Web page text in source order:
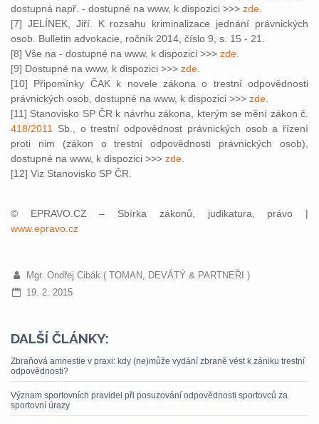
dostupná např. - dostupné na www, k dispozici >>> zde
[7] JELÍNEK, Jiří. K rozsahu kriminalizace jednání právnických
osob. Bulletin advokacie, ročník 2014, číslo 9, s. 15 - 21.
[8] Vše na - dostupné na www, k dispozici >>> zde
[9] Dostupné na www, k dispozici >>> zde
[10] Připomínky ČAK k novele zákona o trestní odpovědnosti
právnických osob, dostupné na www, k dispozici >>> zde
[11] Stanovisko SP ČR k návrhu zákona, kterým se mění zákon č.
418/2011
Sb., o trestní odpovědnost právnických osob a řízení
proti nim (zákon o trestní odpovědnosti právnických osob),
dostupné na www, k dispozici >>> zde
[12] Viz Stanovisko SP ČR.
© EPRAVO.CZ – Sbírka zákonů, judikatura, právo |
www.epravo.cz
Mgr. Ondřej Cibák ( TOMAN, DEVÁTÝ & PARTNEŘI )
19. 2. 2015
DALŠÍ ČLÁNKY:
Zbraňová amnestie v praxi: kdy (ne)může vydání zbraně vést k zániku trestní
odpovědnosti?
Význam sportovních pravidel při posuzování odpovědnosti sportovců za
sportovní úrazy